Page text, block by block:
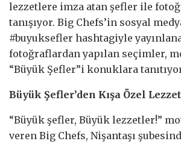
lezzetlere imza atan şefler ile
tanışıyor. Big Chefs’in sosyal
#buyuksefler hashtagiyle
fotoğraflardan yapılan seçimler,
“Büyük Şefler”i konuklara
Büyük Şefler’den Kışa Özel
“Büyük şefler, Büyük lezzetler!”
veren Big Chefs, Nişantaşı